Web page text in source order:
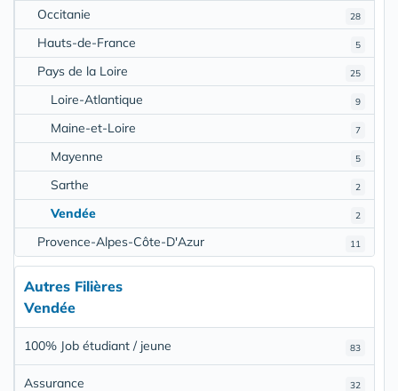
28
Occitanie
5
Hauts-de-France
25
Pays de la Loire
9
Loire-Atlantique
7
Maine-et-Loire
5
Mayenne
2
Sarthe
2
Vendée
11
Provence-Alpes-Côte-D'Azur
Autres Filières
Vendée
83
100% Job étudiant / jeune
32
Assurance